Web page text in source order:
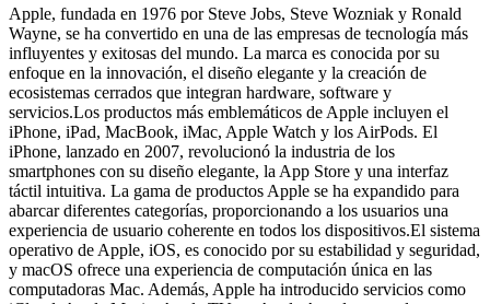
Apple, fundada en 1976 por Steve Jobs, Steve Wozniak y Ronald
Wayne, se ha convertido en una de las empresas de tecnología más
influyentes y exitosas del mundo. La marca es conocida por su
enfoque en la innovación, el diseño elegante y la creación de
ecosistemas cerrados que integran hardware, software y
servicios.Los productos más emblemáticos de Apple incluyen el
iPhone, iPad, MacBook, iMac, Apple Watch y los AirPods. El
iPhone, lanzado en 2007, revolucionó la industria de los
smartphones con su diseño elegante, la App Store y una interfaz
táctil intuitiva. La gama de productos Apple se ha expandido para
abarcar diferentes categorías, proporcionando a los usuarios una
experiencia de usuario coherente en todos los dispositivos.El sistema
operativo de Apple, iOS, es conocido por su estabilidad y seguridad,
y macOS ofrece una experiencia de computación única en las
computadoras Mac. Además, Apple ha introducido servicios como